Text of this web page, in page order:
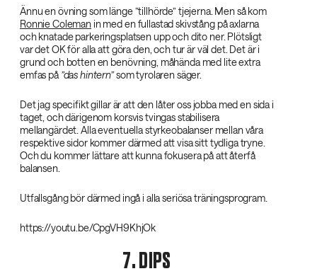
Ännu en övning som länge ”tillhörde” tjejerna. Men så kom
Ronnie Colemanin med en fullastad skivstång på axlarna
och knatade parkeringsplatsen upp och dito ner. Plötsligt
var det OK för alla att göra den, och tur är väl det. Det är i
grund och botten en benövning, måhända med lite extra
emfas på ”das hintern”‌som tyrolaren säger.
Det jag specifikt gillar är att den låter oss jobba med en sida i
taget, och därigenom korsvis tvingas stabilisera
mellangärdet. Alla eventuella styrkeobalanser mellan våra
respektive sidor kommer därmed att visa sitt tydliga tryne.
Och du kommer lättare att kunna fokusera på att återfå
balansen.
Utfallsgång bör därmed ingå i alla seriösa träningsprogram.
https://youtu.be/CpgVH9KhjOk
7. DIPS